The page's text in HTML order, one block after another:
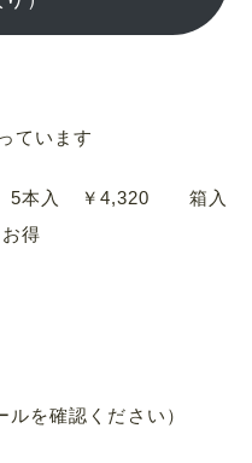
ています
本入 ￥4,320 箱入
得
を確認ください）